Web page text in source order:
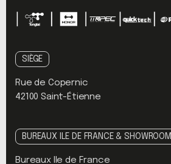
SIÈGE
Rue de Copernic
42100 Saint-Étienne
BUREAUX ILE DE FRANCE & SHOWROOM
Bureaux Ile de France